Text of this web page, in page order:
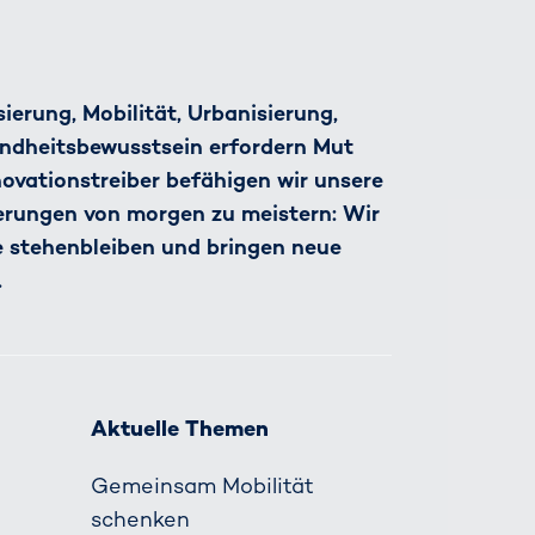
Mobilität, Urbanisierung,
erfordern Mut
befähigen wir unsere
von morgen zu meistern: Wir
stehenbleiben und bringen neue
Aktuelle Themen
Gemeinsam Mobilität
schenken